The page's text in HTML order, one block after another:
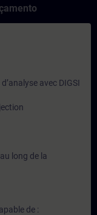
avec DIGSI
long de la
de :